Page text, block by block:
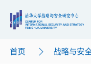
首页 战略与安